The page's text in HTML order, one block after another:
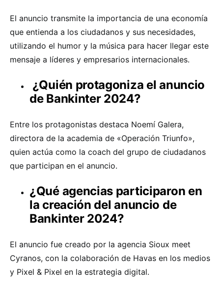
El anuncio transmite la importancia de una economía
que entienda a los ciudadanos y sus necesidades,
utilizando el humor y la música para hacer llegar este
mensaje a líderes y empresarios internacionales.
¿Quién protagoniza el anuncio
de Bankinter 2024?
Entre los protagonistas destaca Noemí Galera,
directora de la academia de «Operación Triunfo»,
quien actúa como la coach del grupo de ciudadanos
que participan en el anuncio.
¿Qué agencias participaron en
la creación del anuncio de
Bankinter 2024?
El anuncio fue creado por la agencia Sioux meet
Cyranos, con la colaboración de Havas en los medios
y Pixel & Pixel en la estrategia digital.